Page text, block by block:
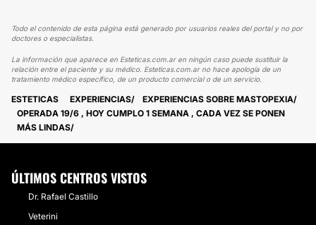
Todo el contenido de esta página está generado por usuarios reales del portal y no por
doctores o especialistas.
La información que aparece en Esteticas.com.ar en ningún caso puede sustituir la
relación entre el paciente y su médico. Esteticas.com.ar no hace apología de un
tratamiento médico específico, de un producto comercial o de un servicio.
ESTETICAS EXPERIENCIAS
EXPERIENCIAS SOBRE MASTOPEXIA
OPERADA 19/6 , HOY CUMPLO 1 SEMANA , CADA VEZ SE PONEN
MÁS LINDAS
ÚLTIMOS CENTROS VISTOS
Dr. Rafael Castillo
Veterini